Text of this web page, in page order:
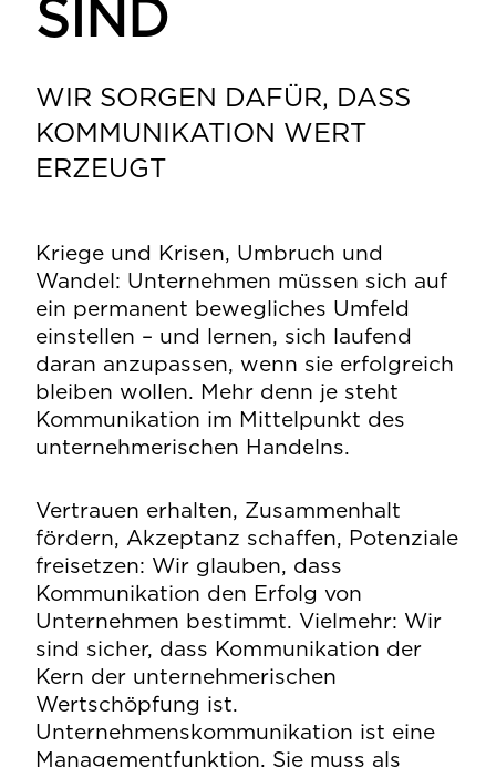
SIND
WIR SORGEN DAFÜR, DASS
KOMMUNIKATION WERT
ERZEUGT
Kriege und Krisen, Umbruch und
Wandel: Unternehmen müssen sich auf
ein permanent bewegliches Umfeld
einstellen – und lernen, sich laufend
daran anzupassen, wenn sie erfolgreich
bleiben wollen. Mehr denn je steht
Kommunikation im Mittelpunkt des
unternehmerischen Handelns.
Vertrauen erhalten, Zusammenhalt
fördern, Akzeptanz schaffen, Potenziale
freisetzen: Wir glauben, dass
Kommunikation den Erfolg von
Unternehmen bestimmt. Vielmehr: Wir
sind sicher, dass Kommunikation der
Kern der unternehmerischen
Wertschöpfung ist.
Unternehmenskommunikation ist eine
Managementfunktion. Sie muss als